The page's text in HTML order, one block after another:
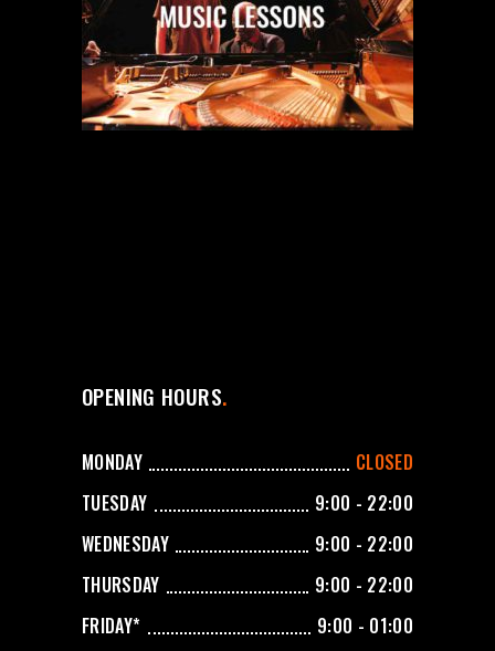
OPENING HOURS
MONDAY
CLOSED
TUESDAY
9:00 - 22:00
WEDNESDAY
9:00 - 22:00
THURSDAY
9:00 - 22:00
FRIDAY*
9:00 - 01:00